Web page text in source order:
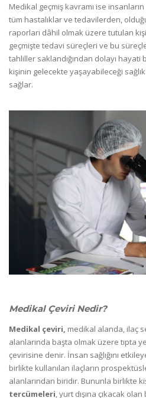
Medikal geçmiş kavramı ise
tüm hastalıklar ve tedavilerden,
raporları dâhil olmak üzere tutulan
geçmişte tedavi süreçleri ve bu
tahliller saklandığından dolayı hayati
kişinin gelecekte yaşayabileceği
sağlar.
Medikal Çeviri Nedir?
Medikal çeviri, medikal alanda, ilaç
alanlarında başta olmak üzere tıpta
çevirisine denir. İnsan sağlığını
birlikte kullanılan ilaçların
alanlarından biridir. Bununla birlikte
tercümeleri, yurt dışına çıkacak